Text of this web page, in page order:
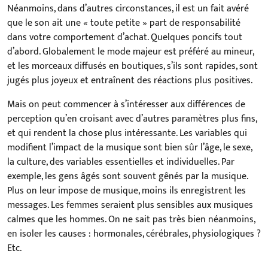
Néanmoins, dans d’autres circonstances, il est un fait avéré
que le son ait une « toute petite » part de responsabilité
dans votre comportement d’achat. Quelques poncifs tout
d’abord. Globalement le mode majeur est préféré au mineur,
et les morceaux diffusés en boutiques, s’ils sont rapides, sont
jugés plus joyeux et entraînent des réactions plus positives.
Mais on peut commencer à s’intéresser aux différences de
perception qu’en croisant avec d’autres paramètres plus fins,
et qui rendent la chose plus intéressante. Les variables qui
modifient l’impact de la musique sont bien sûr l’âge, le sexe,
la culture, des variables essentielles et individuelles. Par
exemple, les gens âgés sont souvent gênés par la musique.
Plus on leur impose de musique, moins ils enregistrent les
messages. Les femmes seraient plus sensibles aux musiques
calmes que les hommes. On ne sait pas très bien néanmoins,
en isoler les causes : hormonales, cérébrales, physiologiques ?
Etc.